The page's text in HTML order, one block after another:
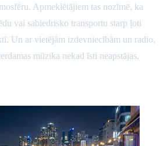
Apmeklētājiem tas nozīmē, ka
vai sabiedrisko transportu starp ļoti
Un ar vietējām izdevniecībām un radio,
mūzika nekad īsti neapstājas.